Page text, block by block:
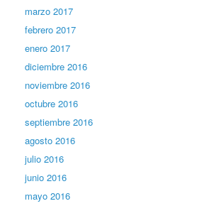
marzo 2017
febrero 2017
enero 2017
diciembre 2016
noviembre 2016
octubre 2016
septiembre 2016
agosto 2016
julio 2016
junio 2016
mayo 2016